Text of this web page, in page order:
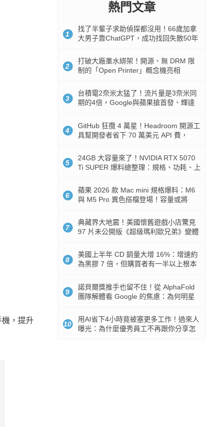
機，提升
熱門文章
1
找了半輩子求助偵探都沒用！66歲加拿
大男子靠ChatGPT，成功找回失散50年
2
打破大廠墨水綁架！開源、無 DRM 限
制的「Open Printer」概念機亮相
3
台積電2奈米太猛了！流片量是3奈米同
期的4倍，Google與蘋果搶首發、輝達
4
GitHub 狂攬 4 萬星！Headroom 開源工
具幫開發者省下 70 萬美元 API 費，
5
24GB 大容量來了！NVIDIA RTX 5070
Ti SUPER 爆料總整理：規格、功耗、上
6
蘋果 2026 款 Mac mini 規格爆料：M6
與 M5 Pro 異色搭檔登場！容量或將
7
典藏界大地震！美國懷舊遊戲小店驚見
97 片未公開版《超級瑪利歐兄弟》變體
8
美國上半年 CD 銷量大增 16%：增速約
為黑膠 7 倍，但購買者有一半以上根本
9
諾貝爾獎推手也留不住！從 AlphaFold
團隊解體看 Google 的焦慮：為何明星
10
用AI省下4小時竟被塞更多工作！過來人
曝光：為什麼優秀員工不再跟你分享怎